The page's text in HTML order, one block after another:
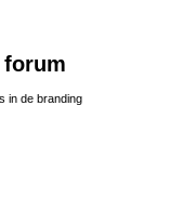
forum
in de branding